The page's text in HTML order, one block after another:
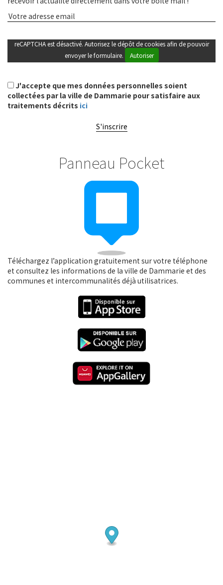
reCAPTCHA est désactivé. Autorisez le dépôt de cookies afin de pouvoir
envoyer le formulaire.
Autoriser
J'accepte que mes données personnelles soient
collectées par la ville de Dammarie pour satisfaire aux
traitements décrits ici
S'inscrire
Panneau Pocket
Téléchargez l’application gratuitement sur votre téléphone
et consultez les informations de la ville de Dammarie et des
communes et intercommunalités déjà utilisatrices.